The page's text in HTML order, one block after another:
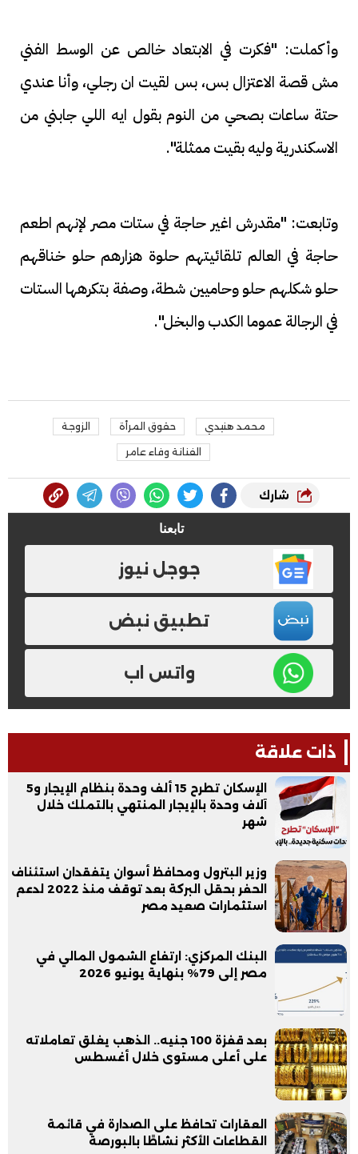
وأكملت: "فكرت في الابتعاد خالص عن الوسط الفني
مش قصة الاعتزال بس، بس لقيت ان رجلي، وأنا عندي
حتة ساعات بصحي من النوم بقول ايه اللي جابني من
الاسكندرية وليه بقيت ممثلة".
وتابعت: "مقدرش اغير حاجة في ستات مصر لإنهم اطعم
حاجة في العالم تلقائيتهم حلوة هزارهم حلو خناقهم
حلو شكلهم حلو وحاميين شطة، وصفة بتكرهها الستات
في الرجالة عموما الكدب والبخل".
محمد هنيدي حقوق المرأة الزوجة
الفنانة وفاء عامر
شارك
تابعنا
جوجل نيوز
تطبيق نبض
واتس اب
ذات علاقة
الإسكان تطرح 15 ألف وحدة بنظام الإيجار و5
آلاف وحدة بالإيجار المنتهي بالتملك خلال
شهر
وزير البترول ومحافظ أسوان يتفقدان استئناف
الحفر بحقل البركة بعد توقف منذ 2022 لدعم
استثمارات صعيد مصر
البنك المركزي: ارتفاع الشمول المالي في
مصر إلى 79% بنهاية يونيو 2026
بعد قفزة 100 جنيه.. الذهب يغلق تعاملاته
على أعلى مستوى خلال أغسطس
العقارات تحافظ على الصدارة في قائمة
القطاعات الأكثر نشاطًا بالبورصة